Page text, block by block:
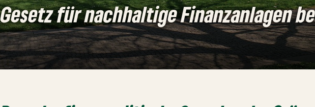
Gesetz für nachhaltige Finanzanlagen